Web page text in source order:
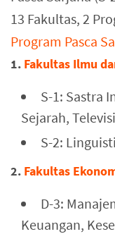
13 Fakultas, 2
Program Pasca
1. Fakultas Ilmu
S-1: Sastra
Sejarah,
S-2:
2. Fakultas
D-3:
Keuangan,